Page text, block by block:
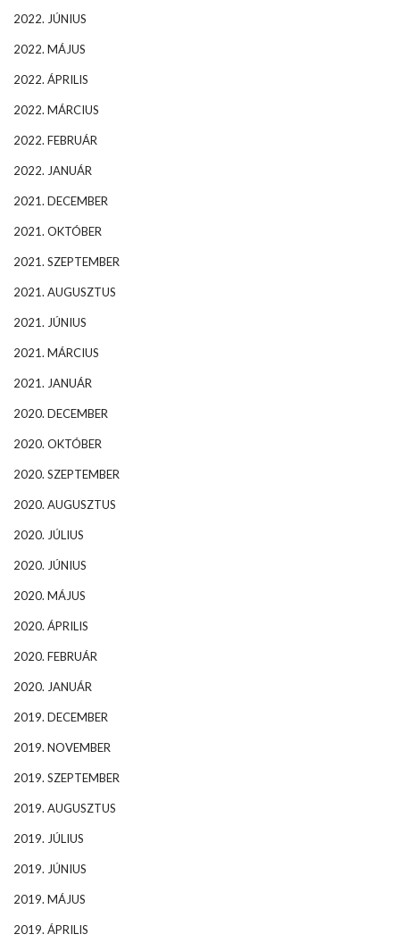
2022. JÚNIUS
2022. MÁJUS
2022. ÁPRILIS
2022. MÁRCIUS
2022. FEBRUÁR
2022. JANUÁR
2021. DECEMBER
2021. OKTÓBER
2021. SZEPTEMBER
2021. AUGUSZTUS
2021. JÚNIUS
2021. MÁRCIUS
2021. JANUÁR
2020. DECEMBER
2020. OKTÓBER
2020. SZEPTEMBER
2020. AUGUSZTUS
2020. JÚLIUS
2020. JÚNIUS
2020. MÁJUS
2020. ÁPRILIS
2020. FEBRUÁR
2020. JANUÁR
2019. DECEMBER
2019. NOVEMBER
2019. SZEPTEMBER
2019. AUGUSZTUS
2019. JÚLIUS
2019. JÚNIUS
2019. MÁJUS
2019. ÁPRILIS